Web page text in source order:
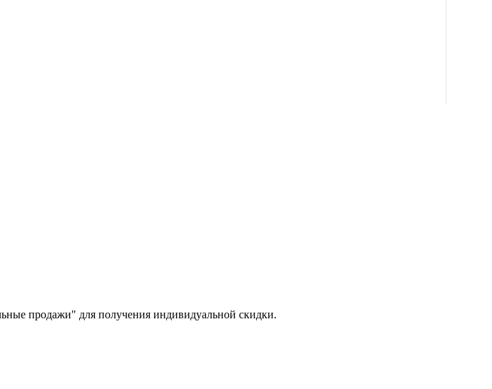
продажи" для получения индивидуальной скидки.